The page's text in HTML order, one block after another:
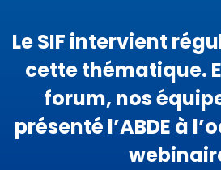
Le SIF intervient
cette thématique.
forum, nos
présenté l’ABDE à